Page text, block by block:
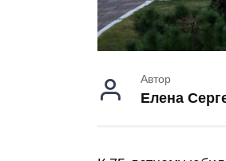
Автор
Елена